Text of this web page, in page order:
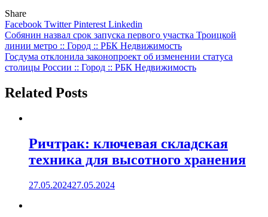
Share
Facebook TwitterPinterest Linkedin
Навигация
по
записям
Собянин назвал срок запуска первого участка Троицкой
линии метро :: Город :: РБК Недвижимость
Госдума отклонила законопроект об изменении статуса
столицы России :: Город :: РБК Недвижимость
Related Posts
Ричтрак: ключевая складская
техника для высотного хранения
27.05.202427.05.2024